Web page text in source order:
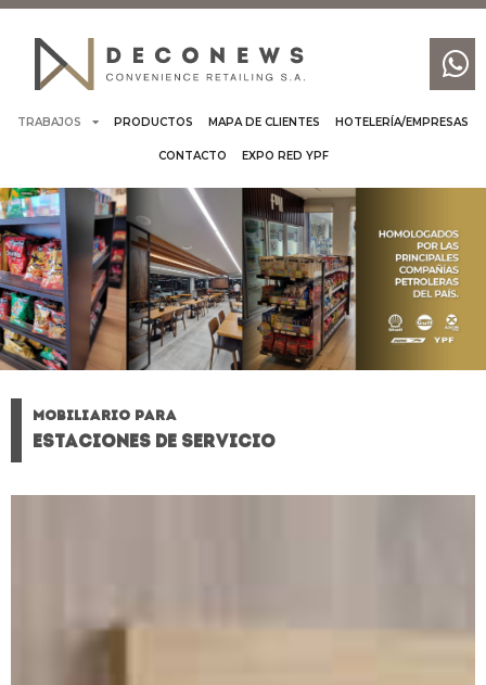
TRABAJOS PRODUCTOS MAPA DE CLIENTES HOTELERÍA/EMPRESAS
CONTACTO EXPO RED YPF
MOBILIARIO PARA
ESTACIONES DE SERVICIO